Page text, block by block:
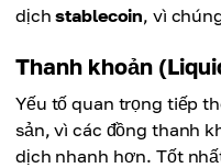
dịchstablecoin, vì
Thanh khoản
Yếu tố quan trọng tiếp
sản, vì các đồng thanh
dịch nhanh hơn. Tốt